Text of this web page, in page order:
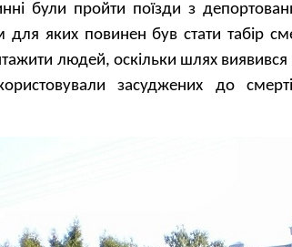
були пройти поїзди з
яких повинен був стати табір
людей, оскільки шлях виявився
засуджених до